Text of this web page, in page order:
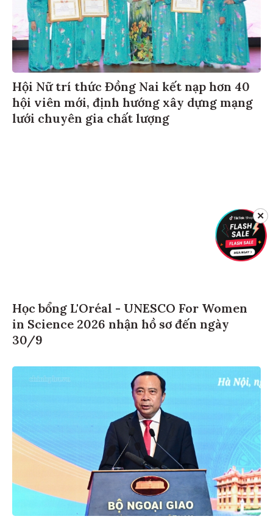
Hội Nữ trí thức Đồng Nai kết nạp hơn 40
hội viên mới, định hướng xây dựng mạng
lưới chuyên gia chất lượng
Học bổng L'Oréal - UNESCO For Women
in Science 2026 nhận hồ sơ đến ngày
30/9
✕